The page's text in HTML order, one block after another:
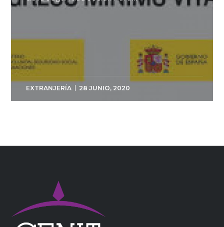
EXTRANJERÍA 28 JUNIO, 2020